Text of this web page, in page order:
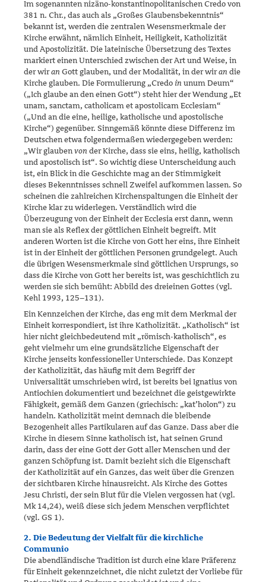
Im sogenannten nizäno-konstantinopolitanischen Credo von
381 n. Chr., das auch als „Großes Glaubensbekenntnis“
bekannt ist, werden die zen­tralen Wesensmerkmale der
Kirche erwähnt, nämlich Einheit, Heiligkeit, Katholizität
und Apostolizität. Die lateinische Übersetzung des Textes
markiert einen Unterschied zwischen der Art und Weise, in
der wiran Gott glauben, und der Modalität, in der wiran die
Kirche glauben. Die Formulierung „Credo in unum Deum“
(„Ich glaube an den einen Gott“) steht hier der Wendung „Et
unam, sanctam, catholicam et apostolicam Ecclesiam“
(„Und an die eine, heilige, katholische und apostolische
Kirche“) gegenüber. Sinngemäß könnte diese Differenz im
Deutschen etwa folgendermaßen wiedergegeben werden:
„Wir glaubenvon der Kirche, dass sie eins, heilig, katholisch
und apostolisch ist“. So wichtig diese Unterscheidung auch
ist, ein Blick in die Geschichte mag an der Stimmigkeit
dieses Bekenntnisses schnell Zweifel aufkommen lassen. So
scheinen die zahlreichen Kirchenspaltungen die Einheit der
Kirche klar zu widerlegen. Verständlich wird die
Überzeugung von der Einheit der Ecclesia erst dann, wenn
man sie als Reflex der göttlichen Einheit begreift. Mit
anderen Worten ist die Kirche von Gott her eins, ihre Ein­heit
ist in der Einheit der göttlichen Personen grundgelegt. Auch
die übri­gen Wesensmerkmale sind göttlichen Ursprungs, so
dass die Kirche von Gott her bereits ist, was geschichtlich zu
werden sie sich bemüht: Abbild des dreieinen Gottes (vgl.
Kehl 1993, 125–131).
Ein Kennzeichen der Kirche, das eng mit dem Merkmal der
Einheit kor­res­pondiert, ist ihre Katholizität. „Katholisch“ ist
hier nicht gleichbe­deu­tend mit „römisch-katholisch“, es
geht vielmehr um eine grundsätzliche Eigenschaft der
Kirche jenseits konfessioneller Unterschiede. Das Kon­zept
der Katholizität, das häufig mit dem Begriff der
Universalität um­schrieben wird, ist bereits bei Ignatius von
Antiochien dokumentiert und bezeichnet die geistgewirkte
Fähigkeit, gemäß dem Ganzen (griechisch: „kat’holon“) zu
handeln. Katholizität meint demnach die bleibende
Bezogenheit alles Partikularen auf das Ganze. Dass aber die
Kirche in diesem Sinne katholisch ist, hat seinen Grund
darin, dass der eine Gott der Gott aller Menschen und der
ganzen Schöpfung ist. Damit bezieht sich die Eigenschaft
der Katholizität auf ein Ganzes, das weit über die Grenzen
der sichtbaren Kirche hinausreicht. Als Kirche des Gottes
Jesu Christi, der sein Blut für die Vielen vergossen hat (vgl.
Mk 14,24), weiß diese sich jedem Menschen verpflichtet
(vgl. GS 1).
2. Die Bedeutung der Vielfalt für die kirchliche
Communio
Die abendländische Tradition ist durch eine klare Präferenz
für Einheit gekennzeichnet, die nicht zuletzt der Vorliebe für